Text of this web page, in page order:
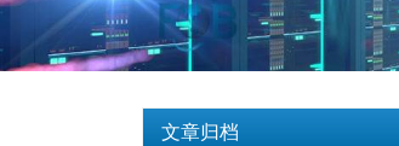
文章归档